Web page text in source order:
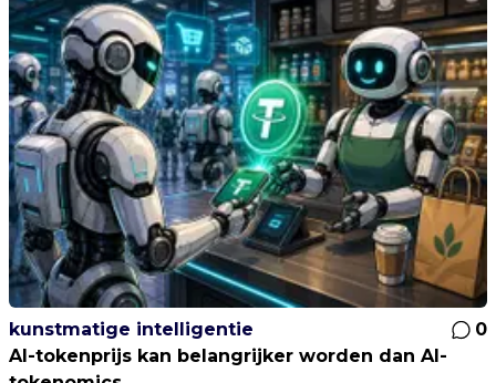
kunstmatige intelligentie
0
AI-tokenprijs kan belangrijker worden dan AI-